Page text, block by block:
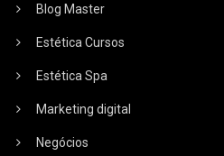
Blog Master
Estética Cursos
Estética Spa
Marketing digital
Negócios